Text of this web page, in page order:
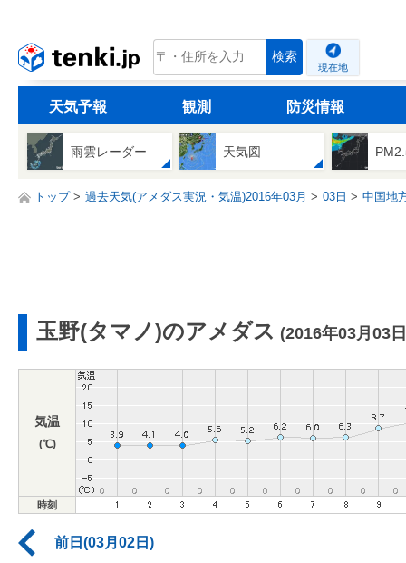
tenki.jp 検索
現在地
天気予報 観測 防災情報
雨雲レーダー 天気図
トップ 過去天気(アメダス実況・気温)2016年03月 03日 中国地
玉野(タマノ)のアメダス (2016年03月03
気温
(℃)
時刻
前日(03月02日)